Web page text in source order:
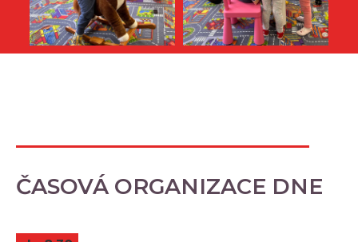
ČASOVÁ ORGANIZACE DNE